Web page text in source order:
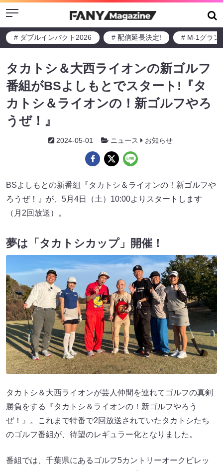
Menu
# ダブルインパクト2026 # 配信延長決定! # M-1グラン
タカトシ＆大西ライオンの新ゴルフ
番組がBSよしもとでスタート!『タ
カトシ＆ライオンの！新ゴルフやろ
うぜ！』
2024-05-01 ニュース お知らせ
BSよしもとの新番組『タカトシ＆ライオンの！新ゴルフや
ろうぜ！』が、5月4日（土）10:00よりスタートします
（月2回放送）。
夢は「タカトシカップ」開催！
タカトシ＆大西ライオンが芸人仲間を連れてゴルフの真剣
勝負をする『タカトシ＆ライオンの！新ゴルフやろう
ぜ！』。これまで特番で2回放送されていたタカトシたち
のゴルフ番組が、待望のレギュラー化となりました。
番組では、千葉県にあるゴルフ5カントリーオークビレッ